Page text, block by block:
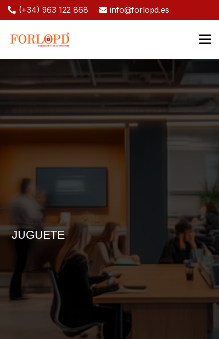
(+34) 963 122 868 info@forlopd.es
JUGUETE